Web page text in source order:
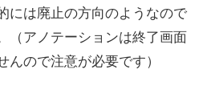
には廃止の方向のようなので
（アノテーションは終了画面
ので注意が必要です）